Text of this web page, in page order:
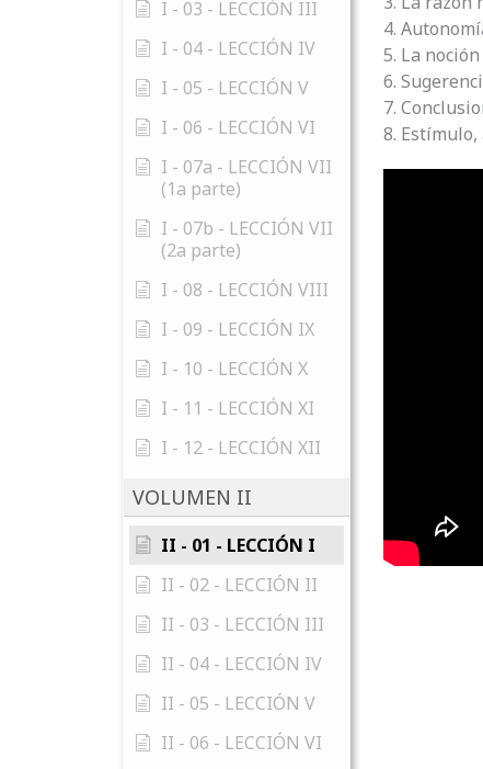
I - 03 - LECCIÓN III
I - 04 - LECCIÓN IV
I - 05 - LECCIÓN V
I - 06 - LECCIÓN VI
I - 07a - LECCIÓN VII
(1a parte)
I - 07b - LECCIÓN VII
(2a parte)
I - 08 - LECCIÓN VIII
I - 09 - LECCIÓN IX
I - 10 - LECCIÓN X
I - 11 - LECCIÓN XI
I - 12 - LECCIÓN XII
VOLUMEN II
II - 01 - LECCIÓN I
II - 02 - LECCIÓN II
II - 03 - LECCIÓN III
II - 04 - LECCIÓN IV
II - 05 - LECCIÓN V
II - 06 - LECCIÓN VI
4.
5. La
6.
7.
8.